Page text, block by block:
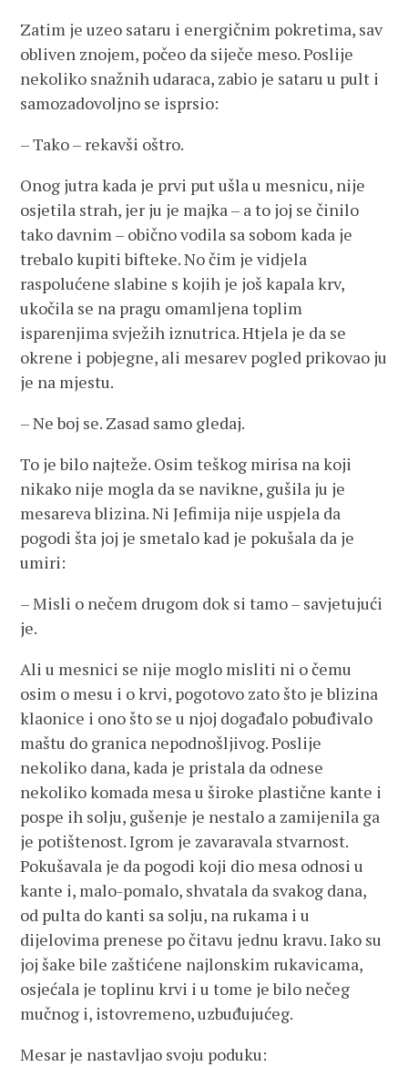
Zatim je uzeo sataru i energičnim pokretima, sav
obliven znojem, počeo da siječe meso. Poslije
nekoliko snažnih udaraca, zabio je sataru u pult i
samozadovoljno se isprsio:
– Tako – rekavši oštro.
Onog jutra kada je prvi put ušla u mesnicu, nije
osjetila strah, jer ju je majka – a to joj se činilo
tako davnim – obično vodila sa sobom kada je
trebalo kupiti bifteke. No čim je vidjela
raspolućene slabine s kojih je još kapala krv,
ukočila se na pragu omamljena toplim
isparenjima svježih iznutrica. Htjela je da se
okrene i pobjegne, ali mesarev pogled prikovao ju
je na mjestu.
– Ne boj se. Zasad samo gledaj.
To je bilo najteže. Osim teškog mirisa na koji
nikako nije mogla da se navikne, gušila ju je
mesareva blizina. Ni Jefimija nije uspjela da
pogodi šta joj je smetalo kad je pokušala da je
umiri:
– Misli o nečem drugom dok si tamo – savjetujući
je.
Ali u mesnici se nije moglo misliti ni o čemu
osim o mesu i o krvi, pogotovo zato što je blizina
klaonice i ono što se u njoj događalo pobuđivalo
maštu do granica nepodnošljivog. Poslije
nekoliko dana, kada je pristala da odnese
nekoliko komada mesa u široke plastične kante i
pospe ih solju, gušenje je nestalo a zamijenila ga
je potištenost. Igrom je zavaravala stvarnost.
Pokušavala je da pogodi koji dio mesa odnosi u
kante i, malo-pomalo, shvatala da svakog dana,
od pulta do kanti sa solju, na rukama i u
dijelovima prenese po čitavu jednu kravu. Iako su
joj šake bile zaštićene najlonskim rukavicama,
osjećala je toplinu krvi i u tome je bilo nečeg
mučnog i, istovremeno, uzbuđujućeg.
Mesar je nastavljao svoju poduku: